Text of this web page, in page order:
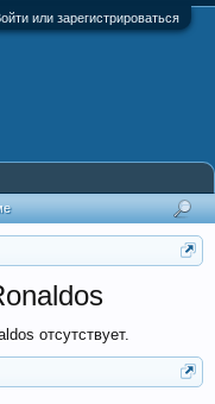
или зарегистрироваться
отсутствует.